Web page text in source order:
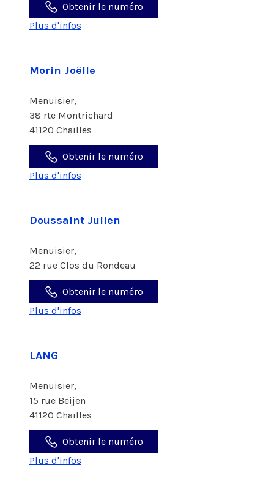
Obtenir le numéro
Plus d'infos
Morin Joëlle
Menuisier,
38 rte Montrichard
41120 Chailles
Obtenir le numéro
Plus d'infos
Doussaint Julien
Menuisier,
22 rue Clos du Rondeau
Obtenir le numéro
Plus d'infos
LANG
Menuisier,
15 rue Beijen
41120 Chailles
Obtenir le numéro
Plus d'infos